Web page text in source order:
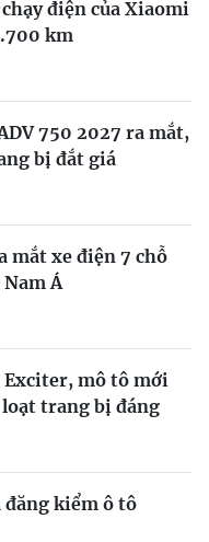
chạy điện của Xiaomi
km
750 2027 ra mắt,
bị đắt giá
mắt xe điện 7 chỗ
Á
Exciter, mô tô mới
loạt trang bị đáng
kiểm ô tô